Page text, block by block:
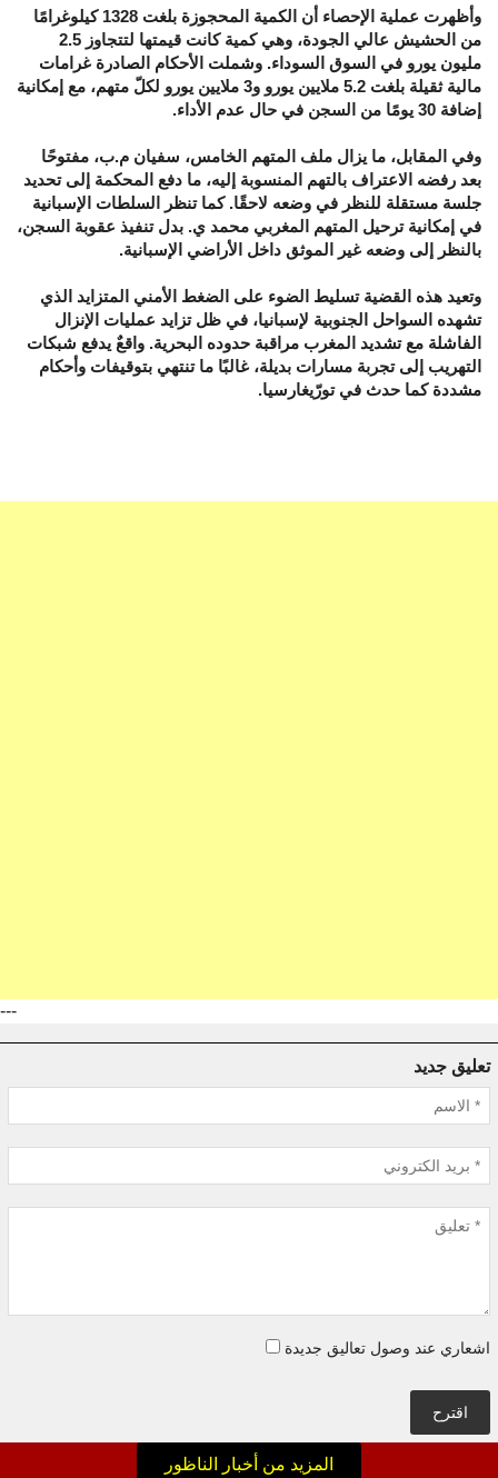
وأظهرت عملية الإحصاء أن الكمية المحجوزة بلغت 1328 كيلوغرامًا
من الحشيش عالي الجودة، وهي كمية كانت قيمتها لتتجاوز 2.5
مليون يورو في السوق السوداء. وشملت الأحكام الصادرة غرامات
مالية ثقيلة بلغت 5.2 ملايين يورو و3 ملايين يورو لكلّ متهم، مع إمكانية
إضافة 30 يومًا من السجن في حال عدم الأداء.
وفي المقابل، ما يزال ملف المتهم الخامس، سفيان م.ب، مفتوحًا
بعد رفضه الاعتراف بالتهم المنسوبة إليه، ما دفع المحكمة إلى تحديد
جلسة مستقلة للنظر في وضعه لاحقًا. كما تنظر السلطات الإسبانية
في إمكانية ترحيل المتهم المغربي محمد ي. بدل تنفيذ عقوبة السجن،
بالنظر إلى وضعه غير الموثق داخل الأراضي الإسبانية.
وتعيد هذه القضية تسليط الضوء على الضغط الأمني المتزايد الذي
تشهده السواحل الجنوبية لإسبانيا، في ظل تزايد عمليات الإنزال
الفاشلة مع تشديد المغرب مراقبة حدوده البحرية. واقعٌ يدفع شبكات
التهريب إلى تجربة مسارات بديلة، غالبًا ما تنتهي بتوقيفات وأحكام
مشددة كما حدث في تورّيغارسيا.
---
تعليق جديد
اشعاري عند وصول تعاليق جديدة
اقترح
المزيد من أخبار الناظور